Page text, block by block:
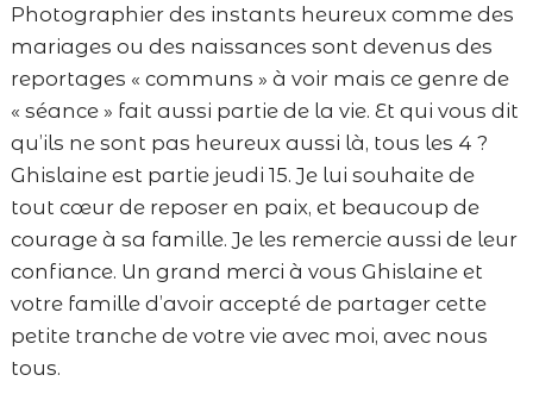
Photographier des instants heureux comme des
mariages ou des naissances sont devenus des
reportages « communs » à voir mais ce genre de
« séance » fait aussi partie de la vie. Et qui vous dit
qu’ils ne sont pas heureux aussi là, tous les 4 ?
Ghislaine est partie jeudi 15. Je lui souhaite de
tout cœur de reposer en paix, et beaucoup de
courage à sa famille. Je les remercie aussi de leur
confiance. Un grand merci à vous Ghislaine et
votre famille d’avoir accepté de partager cette
petite tranche de votre vie avec moi, avec nous
tous.